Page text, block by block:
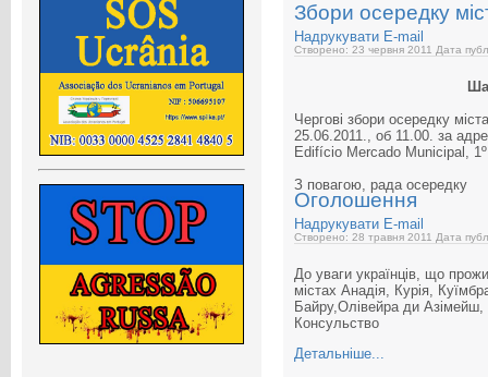
Збори осередку
Надрукувати E-mail
Створено: 23 червня 2011 Дата
Чергові збори осередку
25.06.2011., об 11.00. за
Edifício Mercado Municipal,
З повагою, рада осередку
Оголошення
Надрукувати E-mail
Створено: 28 травня 2011 Дата
До уваги українців, що
містах Анадія, Курія,
Байру,Олівейра ди
Консульство
Детальніше...